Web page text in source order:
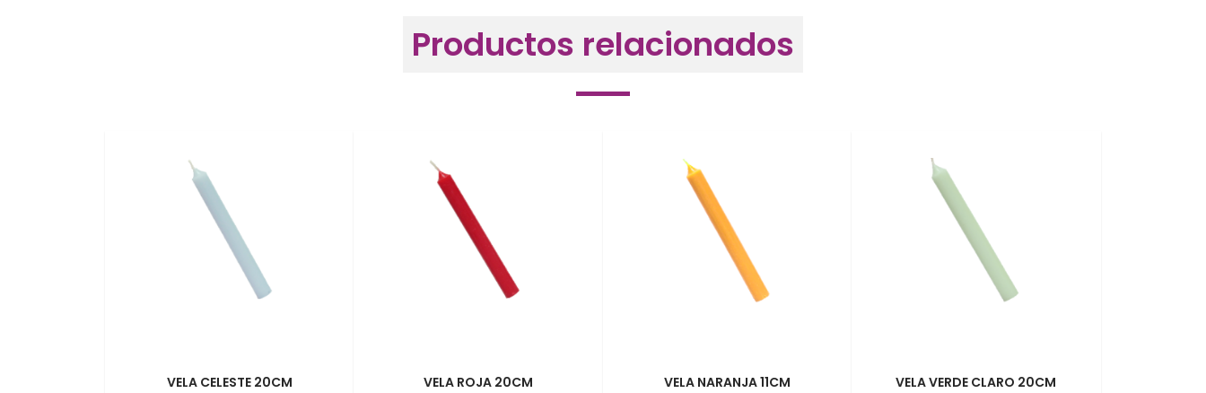
Productos relacionados
VELA CELESTE 20CM
VELA ROJA 20CM
VELA NARANJA 11CM
VELA VERDE CLARO 20CM